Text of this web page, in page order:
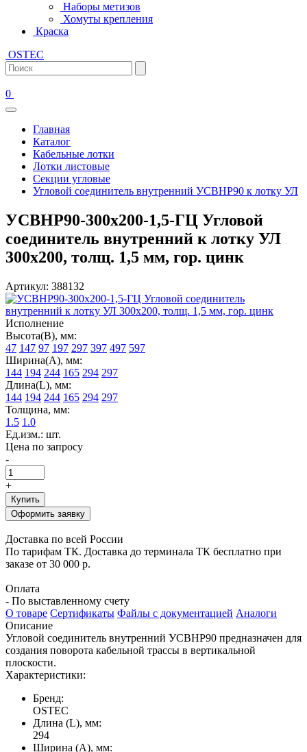
Наборы метизов
Хомуты крепления
Краска
OSTEC
0
Главная
Каталог
Кабельные лотки
Лотки листовые
Секции угловые
Угловой соединитель внутренний УСВНР90 к лотку УЛ
УСВНР90-300х200-1,5-ГЦ Угловой
соединитель внутренний к лотку УЛ
300х200, толщ. 1,5 мм, гор. цинк
Артикул: 388132
Исполнение
Высота(В), мм:
47 147 97 197 297 397 497 597
Ширина(А), мм:
144 194 244 165 294 297
Длина(L), мм:
144 194 244 165 294 297
Толщина, мм:
1.5 1.0
Ед.изм.: шт.
Цена по запросу
-
+
Купить
Оформить заявку
Доставка по всей России
По тарифам ТК. Доставка до терминала ТК бесплатно при
заказе от 30 000 р.
Оплата
- По выставленному счету
О товаре Сертификаты Файлы с документацией Аналоги
Описание
Угловой соединитель внутренний УСВНР90 предназначен для
создания поворота кабельной трассы в вертикальной
плоскости.
Характеристики:
Бренд:
OSTEC
Длина (L), мм:
294
Ширина (А), мм: